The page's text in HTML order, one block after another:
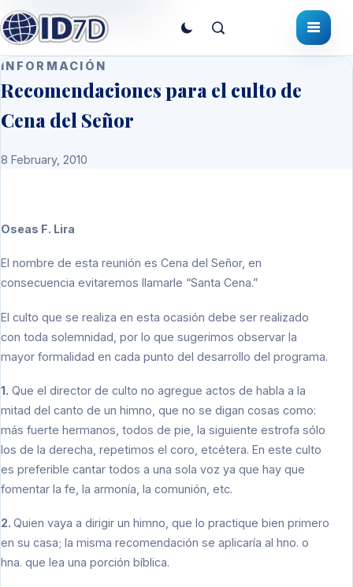
INFORMACIÓN
Recomendaciones para el culto de
Cena del Señor
8 February, 2010
Oseas F. Lira
El nombre de esta reunión es Cena del Señor, en
consecuencia evitaremos llamarle “Santa Cena.”
El culto que se realiza en esta ocasión debe ser realizado
con toda solemnidad, por lo que sugerimos observar la
mayor formalidad en cada punto del desarrollo del programa.
1. Que el director de culto no agregue actos de habla a la
mitad del canto de un himno, que no se digan cosas como:
más fuerte hermanos, todos de pie, la siguiente estrofa sólo
los de la derecha, repetimos el coro, etcétera. En este culto
es preferible cantar todos a una sola voz ya que hay que
fomentar la fe, la armonía, la comunión, etc.
2. Quien vaya a dirigir un himno, que lo practique bien primero
en su casa; la misma recomendación se aplicaría al hno. o
hna. que lea una porción bíblica.